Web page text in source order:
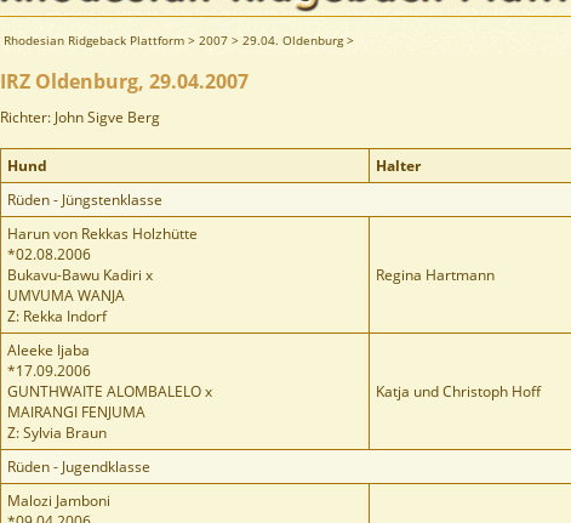
Rhodesian Ridgeback Plattform > 2007 > 29.04. Oldenburg>
IRZ Oldenburg, 29.04.2007
Richter: John Sigve Berg
Hund Halter
Rüden - Jüngstenklasse
Harun von Rekkas Holzhütte
*02.08.2006
Bukavu-Bawu Kadiri x
UMVUMA WANJA
Z: Rekka Indorf
Regina Hartmann
Aleeke Ijaba
*17.09.2006
GUNTHWAITE ALOMBALELO x
MAIRANGI FENJUMA
Z: Sylvia Braun
Katja und Christoph Hoff
Rüden - Jugendklasse
Malozi Jamboni